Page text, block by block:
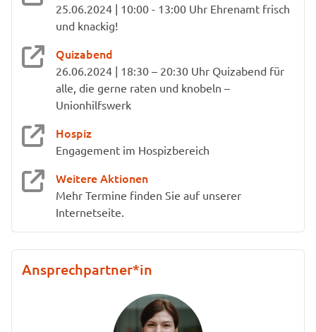
25.06.2024 | 10:00 - 13:00 Uhr Ehrenamt frisch
und knackig!
Quizabend
26.06.2024 | 18:30 – 20:30 Uhr Quizabend für
alle, die gerne raten und knobeln –
Unionhilfswerk
Hospiz
Engagement im Hospizbereich
Weitere Aktionen
Mehr Termine finden Sie auf unserer
Internetseite.
Ansprechpartner*in